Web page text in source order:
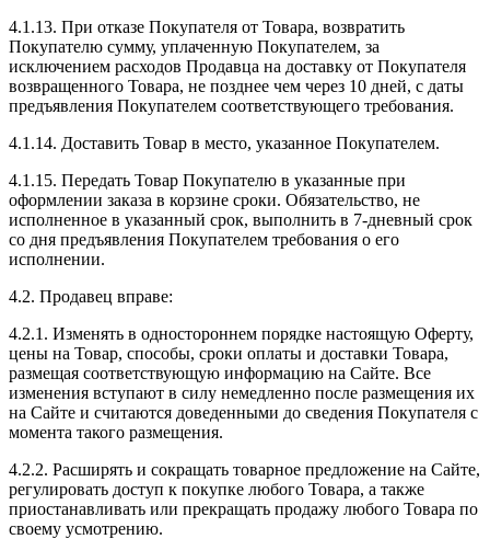
4.1.13. При отказе Покупателя от Товара, возвратить
Покупателю сумму, уплаченную Покупателем, за
исключением расходов Продавца на доставку от Покупателя
возвращенного Товара, не позднее чем через 10 дней, с даты
предъявления Покупателем соответствующего требования.
4.1.14. Доставить Товар в место, указанное Покупателем.
4.1.15. Передать Товар Покупателю в указанные при
оформлении заказа в корзине сроки. Обязательство, не
исполненное в указанный срок, выполнить в 7-дневный срок
со дня предъявления Покупателем требования о его
исполнении.
4.2. Продавец вправе:
4.2.1. Изменять в одностороннем порядке настоящую Оферту,
цены на Товар, способы, сроки оплаты и доставки Товара,
размещая соответствующую информацию на Сайте. Все
изменения вступают в силу немедленно после размещения их
на Сайте и считаются доведенными до сведения Покупателя с
момента такого размещения.
4.2.2. Расширять и сокращать товарное предложение на Сайте,
регулировать доступ к покупке любого Товара, а также
приостанавливать или прекращать продажу любого Товара по
своему усмотрению.